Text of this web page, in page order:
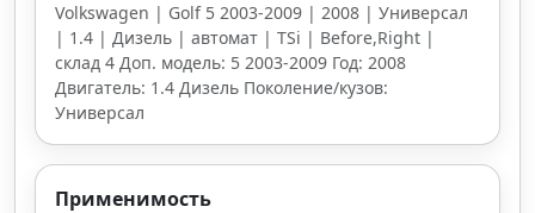
Volkswagen | Golf 5 2003-2009 | 2008 | Универсал
| 1.4 | Дизель | автомат | TSi | Before,Right |
склад 4 Доп. модель: 5 2003-2009 Год: 2008
Двигатель: 1.4 Дизель Поколение/кузов:
Универсал
Применимость